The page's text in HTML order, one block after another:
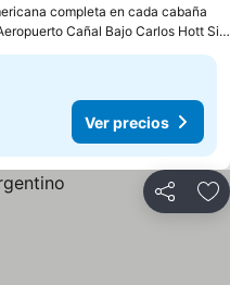
completa en cada cabaña
a 6.1 km de: Aeropuerto Cañal Bajo Carlos Hott Siebert
Ver precios
Compartir